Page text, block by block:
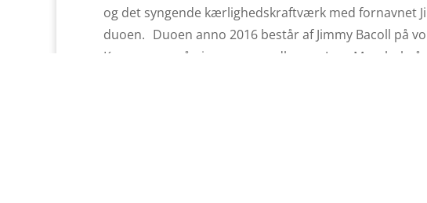
og det syngende kærlighedskraftværk med fornavnet
duoen. Duoen anno 2016 består af Jimmy Bacoll på
Krausmann på piano og mundharpe, Lars Maasbøl på